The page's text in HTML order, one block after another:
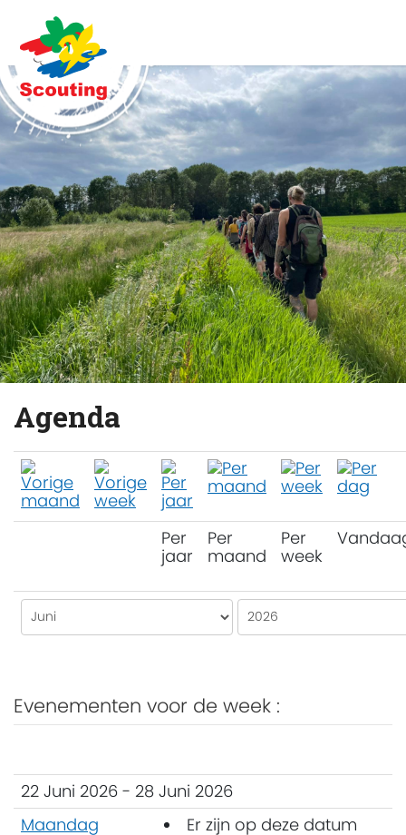
Agenda
Per
jaar
Per
maand
Per
week
Evenementen voor de week :
22 Juni 2026 - 28 Juni 2026
Maandag
Er zijn op deze datum